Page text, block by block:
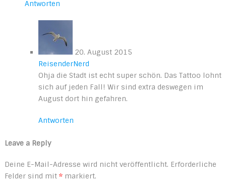
Antworten
20. August 2015
ReisenderNerd
Ohja die Stadt ist echt super schön. Das Tattoo lohnt
sich auf jeden Fall! Wir sind extra deswegen im
August dort hin gefahren.
Antworten
Leave a Reply
Deine E-Mail-Adresse wird nicht veröffentlicht. Erforderliche
Felder sind mit *markiert.